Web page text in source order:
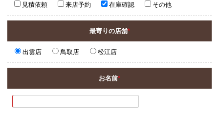
見積依頼 来店予約 在庫確認 その他
最寄りの店舗*
出雲店 鳥取店 松江店
お名前*